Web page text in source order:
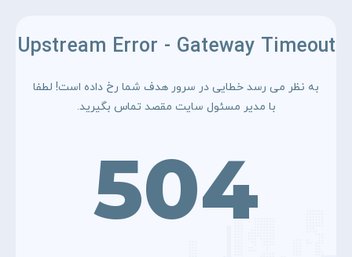
Upstream Error - Gateway Timeout
به نظر می رسد خطایی در سرور هدف شما رخ داده است! لطفا
با مدیر مسئول سایت مقصد تماس بگیرید.
504